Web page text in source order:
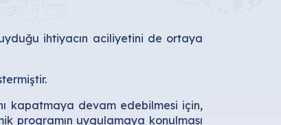
ihtiyacın aciliyetini de ortaya
kapatmaya devam edebilmesi için,
programın uygulamaya konulması